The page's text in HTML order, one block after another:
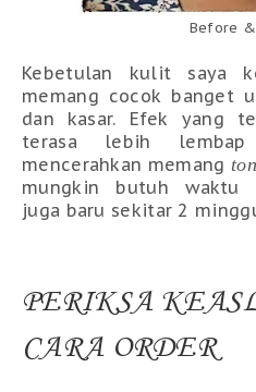
Before
Kebetulan kulit saya
memang cocok banget
dan kasar. Efek yang
terasa lebih
mencerahkan memang
mungkin butuh waktu
juga baru sekitar 2
PERIKSA
CARA ORDER